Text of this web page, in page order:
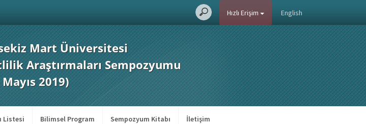
English
Hızlı Erişim
Mart Üniversitesi
Araştırmaları Sempozyumu
2019)
Listesi Bilimsel Program Sempozyum Kitabı İletişim